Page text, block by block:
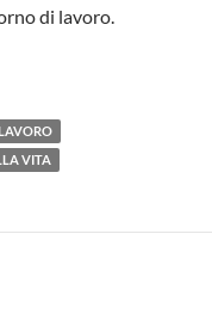
di lavoro.
nella vita
VITA